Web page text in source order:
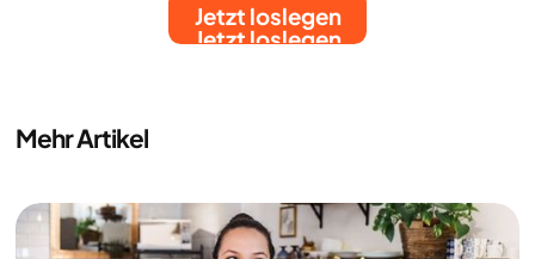
Jetzt loslegen
Jetzt loslegen
Mehr Artikel